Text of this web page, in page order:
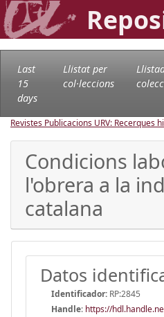
Last
15
days
Llistat per
col·leccions
Revistes Publicacions URV: Recerques
Condicions
l'obrera a la
catalana
Datos
Identificador: RP:2845
Handle: https://